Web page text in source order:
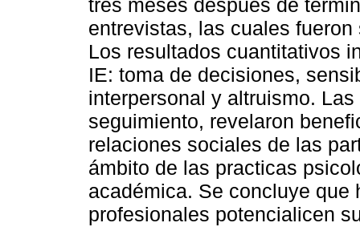
tres meses después de
entrevistas, las cuales
Los resultados cuantitativos
IE: toma de decisiones,
interpersonal y altruismo.
seguimiento, revelaron
relaciones sociales de las
ámbito de las practicas
académica. Se concluye que
profesionales potencialicen